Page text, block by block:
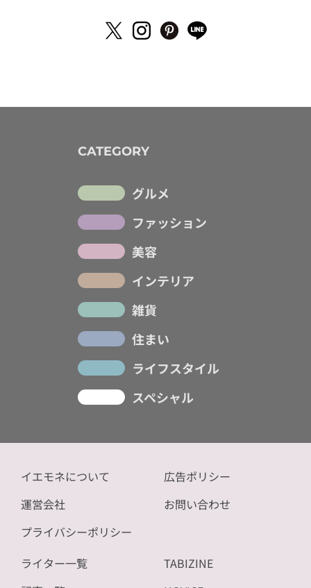
CATEGORY
グルメ
ファッション
美容
インテリア
雑貨
住まい
ライフスタイル
スペシャル
イエモネについて
運営会社
プライバシーポリシー
広告ポリシー
お問い合わせ
ライター一覧
TABIZINE